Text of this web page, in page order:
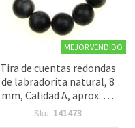
MEJOR VENDIDO
Tira de cuentas redondas
de labradorita natural, 8
mm, Calidad A, aprox. 48
piezas – Abalorios
Sku: 141473